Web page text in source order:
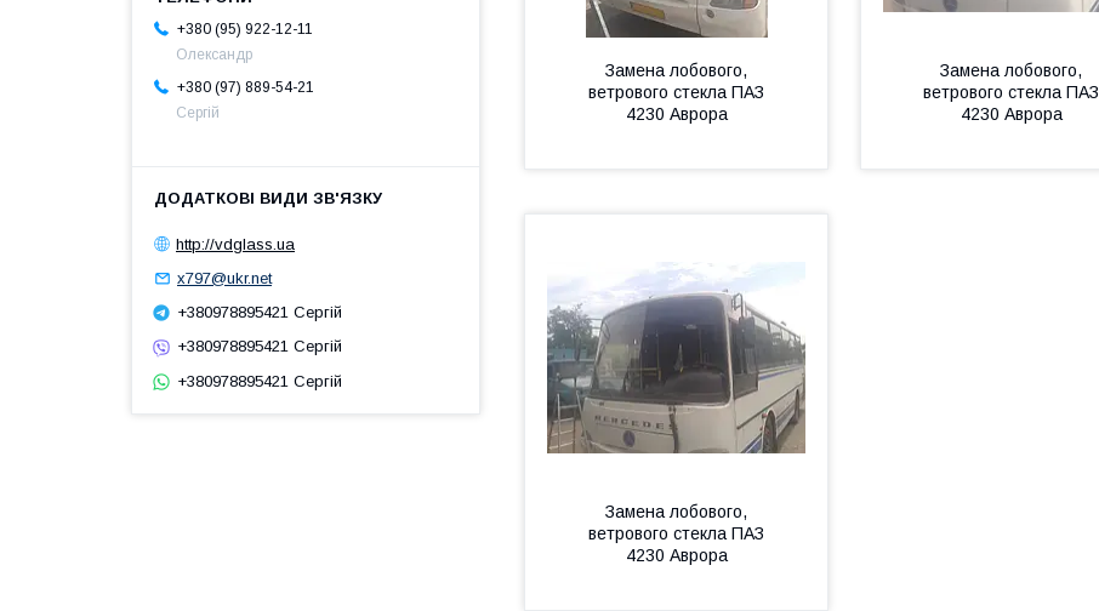
Замена лобового,
ветрового стекла ПАЗ
4230 Аврора
Замена лобового,
ветрового стекла ПАЗ
4230 Аврора
Замена лобового,
ветрового стекла ПАЗ
4230 Аврора
+380 (95) 922-12-11
Олександр
+380 (97) 889-54-21
Сергій
http://vdglass.ua
x797@ukr.net
+380978895421 Сергій
+380978895421 Сергій
+380978895421 Сергій